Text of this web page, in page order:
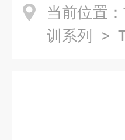
当前位置：
训系列
>